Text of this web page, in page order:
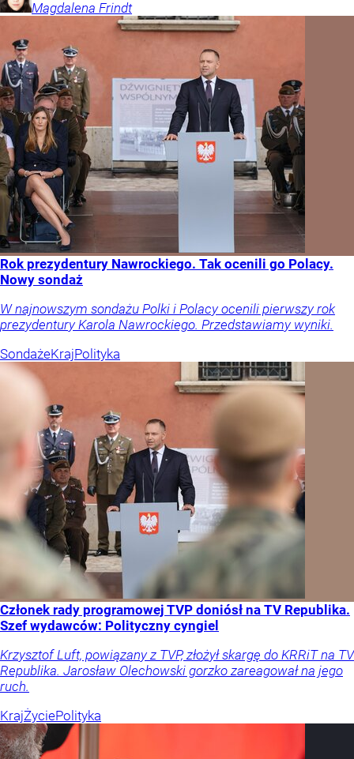
Magdalena Frindt
Rok prezydentury Nawrockiego. Tak ocenili go Polacy.
Nowy sondaż
W najnowszym sondażu Polki i Polacy ocenili pierwszy rok
prezydentury Karola Nawrockiego. Przedstawiamy wyniki.
SondażeKrajPolityka
Członek rady programowej TVP doniósł na TV Republika.
Szef wydawców: Polityczny cyngiel
Krzysztof Luft, powiązany z TVP, złożył skargę do KRRiT na TV
Republika. Jarosław Olechowski gorzko zareagował na jego
ruch.
KrajŻyciePolityka